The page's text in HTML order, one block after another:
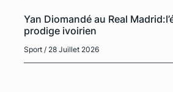
Yan Diomandé au Real
prodige ivoirien
Sport / 28 Juillet 2026